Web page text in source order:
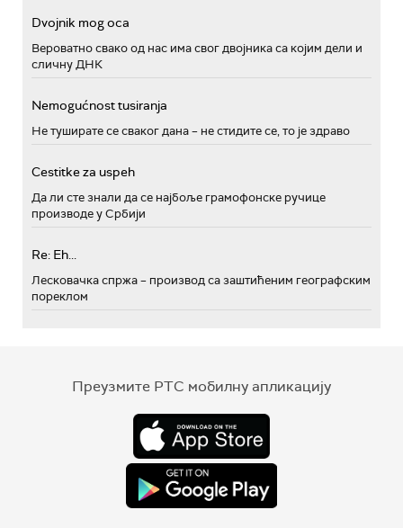
Dvojnik mog oca
Вероватно свако од нас има свог двојника са којим дели и
сличну ДНК
Nemogućnost tusiranja
Не туширате се сваког дана – не стидите се, то је здраво
Cestitke za uspeh
Да ли сте знали да се најбоље грамофонске ручице
производе у Србији
Re: Eh...
Лесковачка спржа – производ са заштићеним географским
пореклом
Преузмите РТС мобилну апликацију